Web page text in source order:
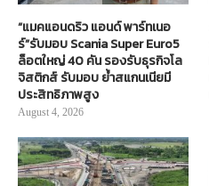
“แมคแอนดริว แอนด์ พาร์ทเนอ
ร์”รับมอบ Scania Super Euro5
ล็อตใหญ่ 40 คัน รองรับธุรกิจโล
จิสติกส์ รับมอบ ย้ำสแกนเนียมี
ประสิทธิภาพสูง
August 4, 2026